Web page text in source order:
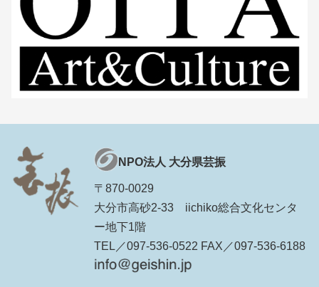
NPO法人 大分県芸振
〒870-0029
大分市高砂2-33 iichiko総合文化センタ
ー地下1階
TEL／097-536-0522 FAX／097-536-6188